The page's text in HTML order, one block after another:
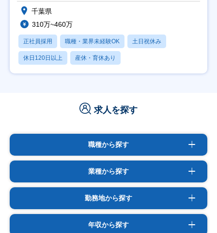
千葉県
310万~460万
正社員採用 職種・業界未経験OK 土日祝休み
休日120日以上 産休・育休あり
求人を探す
職種から探す
業種から探す
勤務地から探す
年収から探す